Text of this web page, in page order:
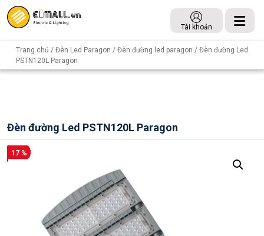
Tài khoản
Trang chủ / Đèn Led Paragon / Đèn đường led paragon / Đèn đường Led
PSTN120L Paragon
Đèn đường Led PSTN120L Paragon
17 %